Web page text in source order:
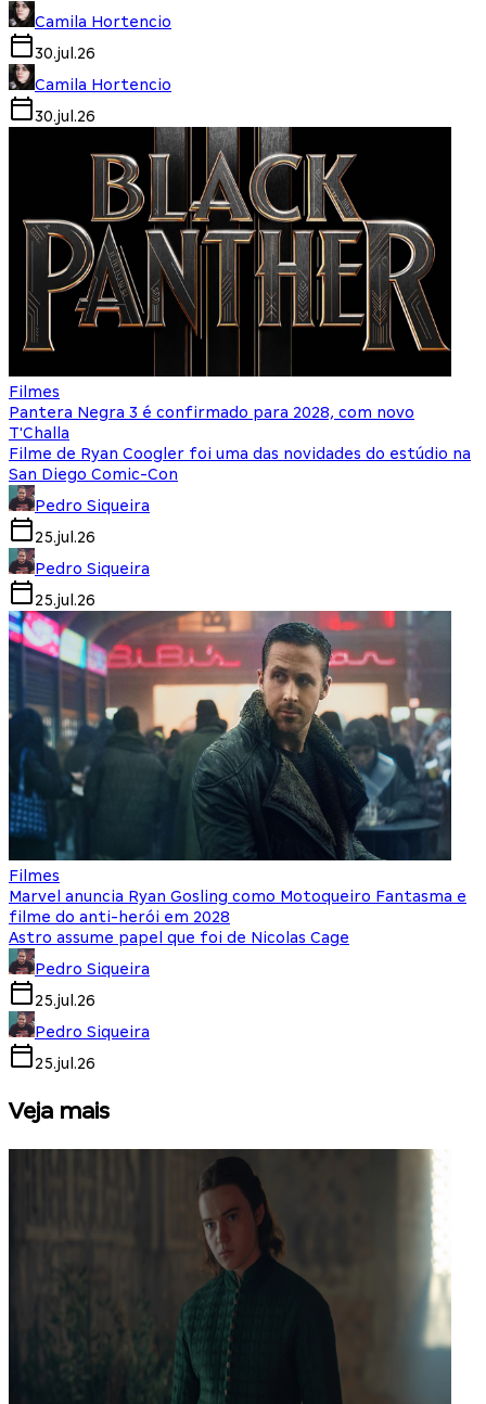
Camila Hortencio
30.jul.26
Camila Hortencio
30.jul.26
Filmes
Pantera Negra 3 é confirmado para 2028, com novo
T'Challa
Filme de Ryan Coogler foi uma das novidades do estúdio na
San Diego Comic-Con
Pedro Siqueira
25.jul.26
Pedro Siqueira
25.jul.26
Filmes
Marvel anuncia Ryan Gosling como Motoqueiro Fantasma e
filme do anti-herói em 2028
Astro assume papel que foi de Nicolas Cage
Pedro Siqueira
25.jul.26
Pedro Siqueira
25.jul.26
Veja mais